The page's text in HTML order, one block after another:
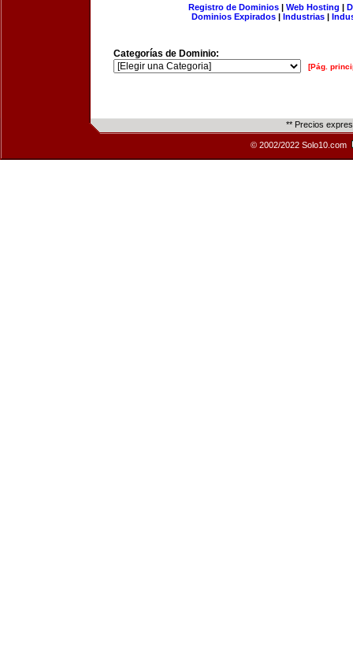
Registro de Dominios| Web Hosting |
Dominios Expirados | Industrias |
Categorías de Dominio:
[Pág.
** Precios
© 2002/2022 Solo10.com